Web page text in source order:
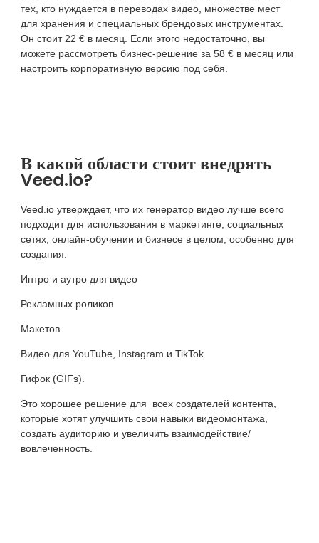
тех, кто нуждается в переводах видео, множестве мест
для хранения и специальных брендовых инструментах.
Он стоит 22 € в месяц. Если этого недостаточно, вы
можете рассмотреть бизнес-решение за 58 € в месяц или
настроить корпоративную версию под себя.
В какой области стоит внедрять
Veed.io?
Veed.io утверждает, что их генератор видео лучше всего
подходит для использования в маркетинге, социальных
сетях, онлайн-обучении и бизнесе в целом, особенно для
создания:
Интро и аутро для видео
Рекламных роликов
Макетов
Видео для YouTube, Instagram и TikTok
Гифок (GIFs).
Это хорошее решение для всех создателей контента,
которые хотят улучшить свои навыки видеомонтажа,
создать аудиторию и увеличить взаимодействие/
вовлеченность.